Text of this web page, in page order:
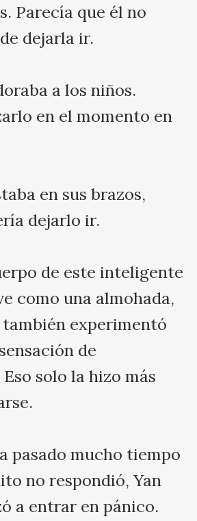
Parecía que él no
dejarla ir.
a los niños.
en el momento en
en sus brazos,
dejarlo ir.
de este inteligente
como una almohada,
experimentó
de
solo la hizo más
pasado mucho tiempo
no respondió, Yan
a entrar en pánico.